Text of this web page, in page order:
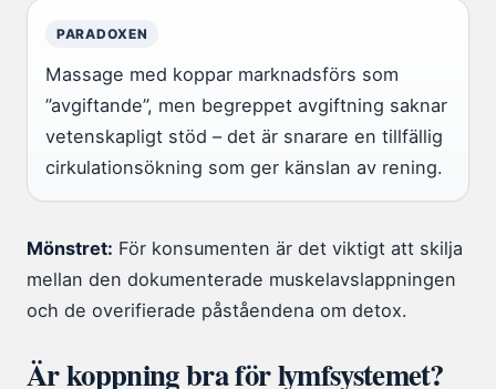
PARADOXEN
Massage med koppar marknadsförs som
”avgiftande”, men begreppet avgiftning saknar
vetenskapligt stöd – det är snarare en tillfällig
cirkulationsökning som ger känslan av rening.
Mönstret: För konsumenten är det viktigt att skilja
mellan den dokumenterade muskelavslappningen
och de overifierade påståendena om detox.
Är koppning bra för lymfsystemet?